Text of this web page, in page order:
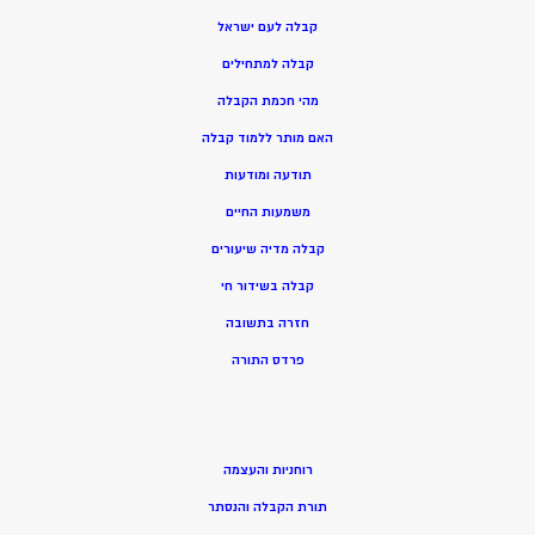
קבלה לעם ישראל
קבלה למתחילים
מהי חכמת הקבלה
האם מותר ללמוד קבלה
תודעה ומודעות
משמעות החיים
קבלה מדיה שיעורים
קבלה בשידור חי
חזרה בתשובה
פרדס התורה
רוחניות והעצמה
תורת הקבלה והנסתר